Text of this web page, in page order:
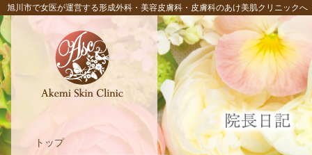
旭川市で女医が運営する形成外科・美容皮膚科・皮膚科のあけ美肌クリニックへ
トップ